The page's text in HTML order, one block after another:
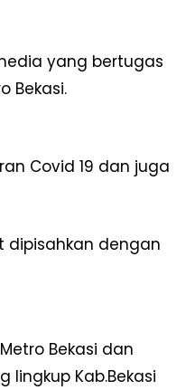
yang bertugas
Bekasi.
Covid 19 dan juga
dengan
Bekasi dan
Kab.Bekasi